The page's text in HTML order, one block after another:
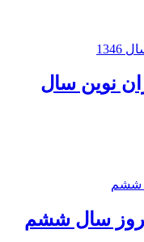
نوین سال
سال ششم